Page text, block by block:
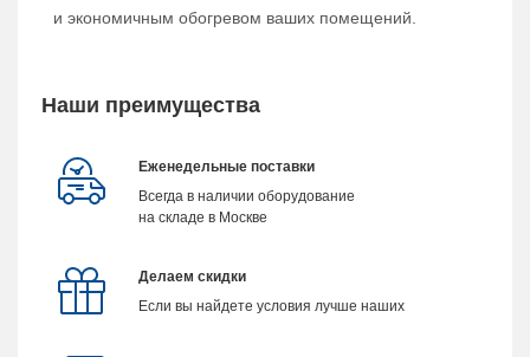
и экономичным обогревом ваших помещений.
Наши преимущества
Еженедельные поставки
Всегда в наличии оборудование
на складе в Москве
Делаем скидки
Если вы найдете условия лучше наших